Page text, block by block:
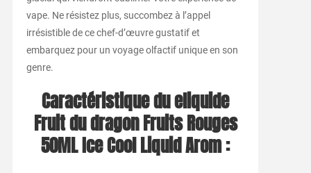
vape. Ne résistez plus, succombez à l’appel
irrésistible de ce chef-d’œuvre gustatif et
embarquez pour un voyage olfactif unique en son
genre.
Caractéristique du eliquide
Fruit du dragon Fruits Rouges
50ML Ice Cool Liquid Arom :